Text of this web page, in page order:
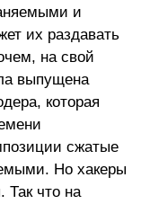
и
их раздавать
на свой
выпущена
которая
сжатые
Но хакеры
что на